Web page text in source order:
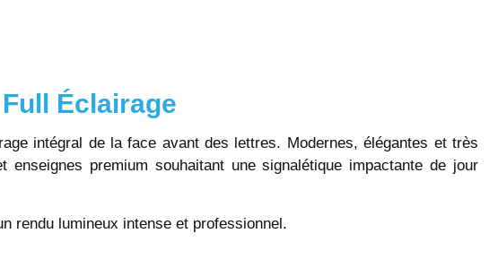
Éclairage
intégral de la face avant des lettres. Modernes, élégantes et très
premium souhaitant une signalétique impactante de jour
rendu lumineux intense et professionnel.